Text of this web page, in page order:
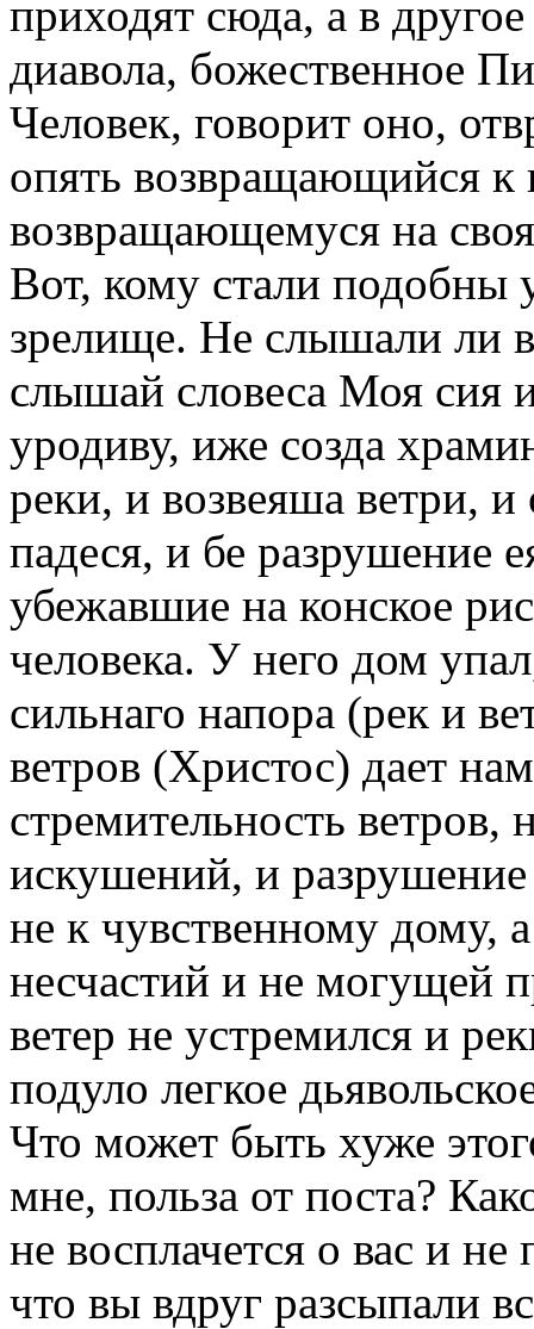
приходят сюда, а в
диавола, божественное
Человек, говорит оно,
опять возвращающийся к
возвращающемуся на
Вот, кому стали подобны
зрелище. Не слышали ли
слышай словеса Моя сия
уродиву, иже созда
реки, и возвеяша ветри,
падеся, и бе разрушение
убежавшие на конское
человека. У него дом
сильнаго напора (рек и
ветров (Христос) дает
стремительность ветров,
искушений, и
не к чувственному дому,
несчастий и не могущей
ветер не устремился и
подуло легкое
Что может быть хуже
мне, польза от поста?
не восплачется о вас и
что вы вдруг разсыпали